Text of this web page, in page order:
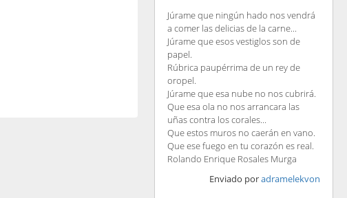
Júrame que ningún hado nos vendrá
a comer las delicias de la carne...
Júrame que esos vestiglos son de
papel.
Rúbrica paupérrima de un rey de
oropel.
Júrame que esa nube no nos cubrirá.
Que esa ola no nos arrancara las
uñas contra los corales...
Que estos muros no caerán en vano.
Que ese fuego en tu corazón es real.
Rolando Enrique Rosales Murga
Enviado poradramelekvon